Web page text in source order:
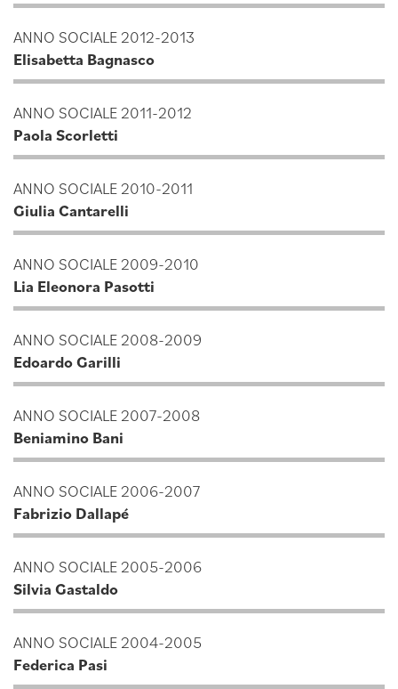
ANNO SOCIALE 2012-2013
Elisabetta Bagnasco
ANNO SOCIALE 2011-2012
Paola Scorletti
ANNO SOCIALE 2010-2011
Giulia Cantarelli
ANNO SOCIALE 2009-2010
Lia Eleonora Pasotti
ANNO SOCIALE 2008-2009
Edoardo Garilli
ANNO SOCIALE 2007-2008
Beniamino Bani
ANNO SOCIALE 2006-2007
Fabrizio Dallapé
ANNO SOCIALE 2005-2006
Silvia Gastaldo
ANNO SOCIALE 2004-2005
Federica Pasi